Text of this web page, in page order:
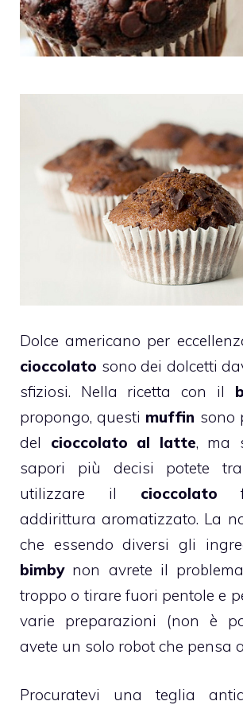
Dolce americano per
cioccolato sono dei dolcetti
sfiziosi. Nella ricetta con il
propongo, questi muffin sono
del cioccolato al latte, ma
sapori più decisi potete
utilizzare il cioccolato
addirittura aromatizzato. La
che essendo diversi gli
bimbynon avrete il
troppo o tirare fuori pentole e
varie preparazioni (non è
avete un solo robot che pensa
Procuratevi una teglia